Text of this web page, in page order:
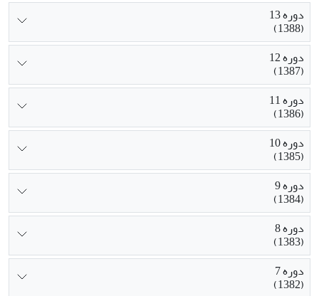
دوره 13
(1388)
دوره 12
(1387)
دوره 11
(1386)
دوره 10
(1385)
دوره 9
(1384)
دوره 8
(1383)
دوره 7
(1382)